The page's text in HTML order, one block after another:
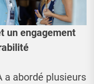
un engagement
a abordé plusieurs